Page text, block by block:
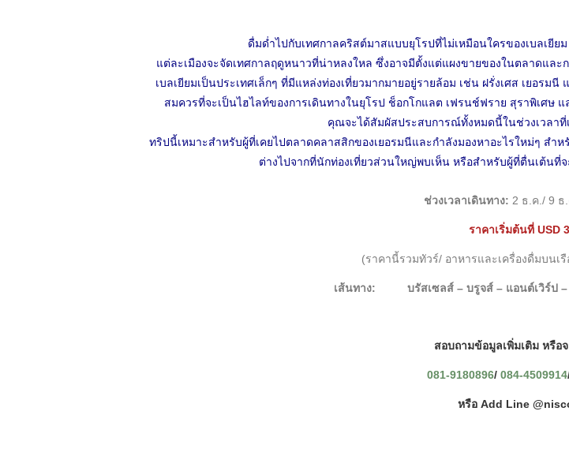
ดื่มด่ำไปกับเทศกาลคริสต์มาสแบบยุโรปที่ไม่เหมือนใครของเบลเยีย
แต่ละเมืองจะจัดเทศกาลฤดูหนาวที่น่าหลงใหล ซึ่งอาจมีตั้งแต่แผงขายของในตลาดแล
เบลเยียมเป็นประเทศเล็กๆ ที่มีแหล่งท่องเที่ยวมากมายอยู่รายล้อม เช่น ฝรั่งเศส เยอรม
สมควรที่จะเป็นไฮไลท์ของการเดินทางในยุโรป ช็อกโกแลต เฟรนช์ฟราย สุราพิเศษ
คุณจะได้สัมผัสประสบการณ์ทั้งหมดนี้ในช่วงเวลาที่
ทริปนี้เหมาะสำหรับผู้ที่เคยไปตลาดคลาสสิกของเยอรมนีและกำลังมองหาอะไรใหม่ๆ สำ
ต่างไปจากที่นักท่องเที่ยวส่วนใหญ่พบเห็น หรือสำหรับผู้ที่ตื่นเต้น
ช่วงเวลาเดินทาง: 2 ธ.ค./ 9 ธ
ราคาเริ่มต้นที่ USD
(ราคานี้รวมทัวร์/ อาหารและเครื่องดื่มบนเ
เส้นทาง: บรัสเซลส์ – บรูจส์ – แอนต์เวิร์ป –
สอบถามข้อมูลเพิ่มเติม หรือ
081-9180896/ 084-4509914
หรือ Add Line